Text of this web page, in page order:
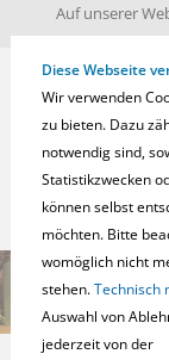
Navigation
springen
Inhalt
springen
Fußbereich
springenDiese Webseite
Wir verwenden
zu bieten. Dazu
notwendig sind,
Statistikzwecken
können selbst
möchten. Bitte
womöglich nicht
stehen.Technisch
Auswahl von
jederzeit von der
Auf unserer